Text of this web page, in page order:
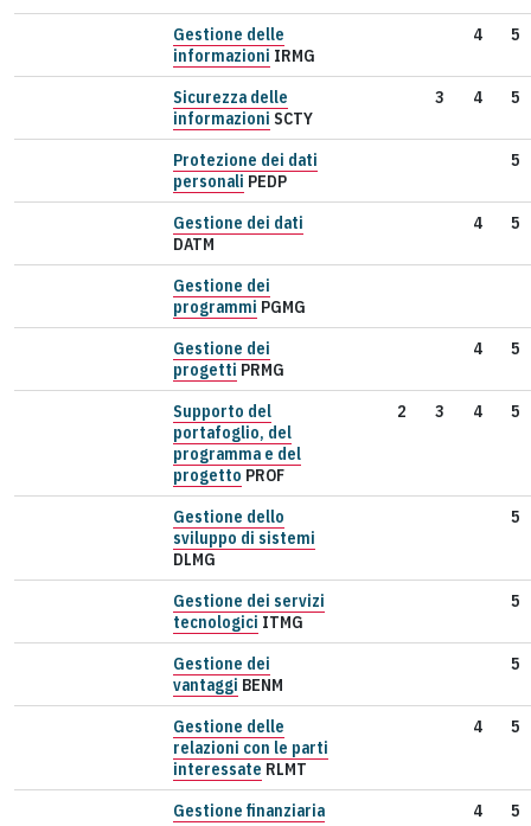
Gestione delle
informazioni IRMG
4 5
Sicurezza delle
informazioni SCTY
3 4 5
Protezione dei dati
personali PEDP
5
Gestione dei dati
DATM
4 5
Gestione dei
programmi PGMG
Gestione dei
progetti PRMG
4 5
Supporto del
portafoglio, del
programma e del
progetto PROF
2 3 4 5
Gestione dello
sviluppo di sistemi
DLMG
5
Gestione dei servizi
tecnologici ITMG
5
Gestione dei
vantaggi BENM
5
Gestione delle
relazioni con le parti
interessate RLMT
4 5
Gestione finanziaria
4 5